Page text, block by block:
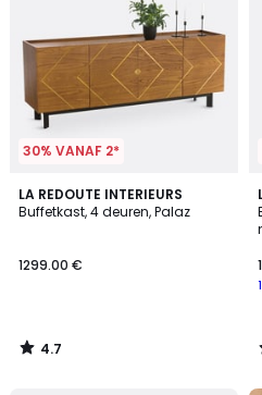
30% VANAF 2*
LA REDOUTE INTERIEURS
Buffetkast, 4 deuren, Palaz
1299.00 €
4.7
/ 5
4.7
/
/